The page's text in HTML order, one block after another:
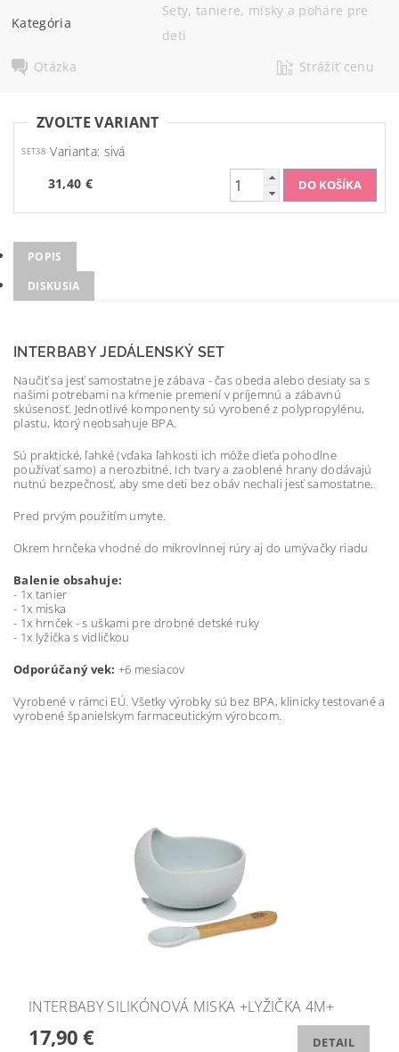
Kategória
Sety, taniere, misky a poháre pre
deti
Otázka
Strážiť cenu
ZVOĽTE VARIANT
SET38 Varianta: sivá
31,40 €
POPIS
DISKUSIA
INTERBABY JEDÁLENSKÝ SET
Naučiť sa jesť samostatne je zábava - čas obeda alebo desiaty sa s
našimi potrebami na kŕmenie premení v príjemnú a zábavnú
skúsenosť. Jednotlivé komponenty sú vyrobené z polypropylénu,
plastu, ktorý neobsahuje BPA.
Sú praktické, ľahké (vďaka ľahkosti ich môže dieťa pohodlne
používať samo) a nerozbitné. Ich tvary a zaoblené hrany dodávajú
nutnú bezpečnosť, aby sme deti bez obáv nechali jesť samostatne.
Pred prvým použitím umyte.
Okrem hrnčeka vhodné do mikrovlnnej rúry aj do umývačky riadu
Balenie obsahuje:
- 1x tanier
- 1x miska
- 1x hrnček - s uškami pre drobné detské ruky
- 1x lyžička s vidličkou
Odporúčaný vek: +6 mesiacov
Vyrobené v rámci EÚ. Všetky výrobky sú bez BPA, klinicky testované a
vyrobené španielskym farmaceutickým výrobcom.
INTERBABY SILIKÓNOVÁ MISKA +LYŽIČKA 4M+
17,90 € DETAIL